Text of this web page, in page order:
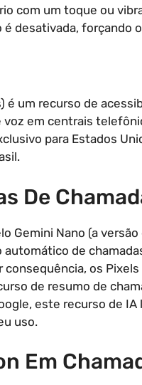
com um toque ou
desativada, forçando
é um recurso de
em centrais
para Estados
De
Gemini Nano (a
de
os
de resumo de
este recurso de
uso.
Em